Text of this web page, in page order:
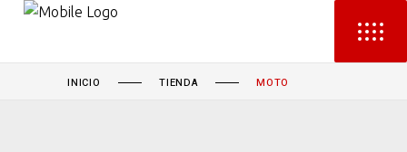
INICIO TIENDA MOTO